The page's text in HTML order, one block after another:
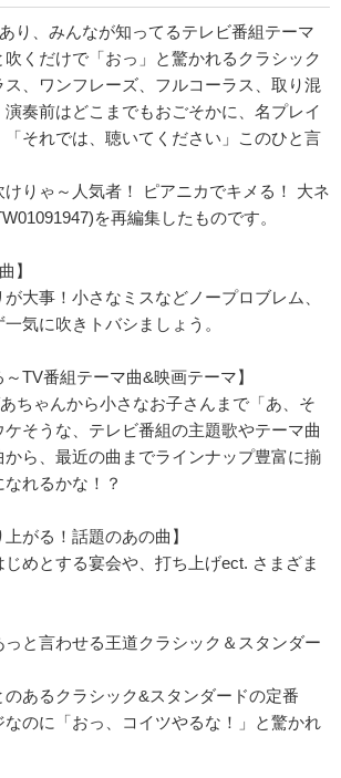
り、みんなが知ってるテレビ番組テーマ
くだけで「おっ」と驚かれるクラシック
、ワンフレーズ、フルコーラス、取り混
奏前はどこまでもおごそかに、名プレイ
それでは、聴いてください」このひと言
りゃ～人気者！ ピアニカでキメる！ 大ネ
を再編集したものです。
】
大事！小さなミスなどノープロブレム、
気に吹きトバシましょう。
～TV番組テーマ曲&映画テーマ】
ちゃんから小さなお子さんまで「あ、そ
そうな、テレビ番組の主題歌やテーマ曲
ら、最近の曲までラインナップ豊富に揃
れるかな！？
上がる！話題のあの曲】
めとする宴会や、打ち上げect. さまざま
っと言わせる王道クラシック＆スタンダー
のあるクラシック&スタンダードの定番
のに「おっ、コイツやるな！」と驚かれ